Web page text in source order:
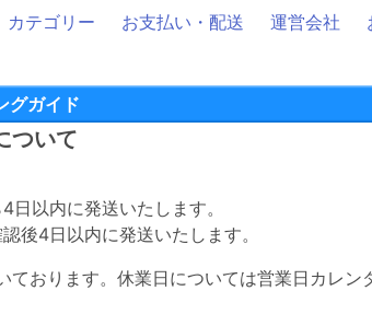
カテゴリー お支払い・配送 運営会社
グガイド
ついて
以内に発送いたします。
後4日以内に発送いたします。
おります。休業日については営業日カレン